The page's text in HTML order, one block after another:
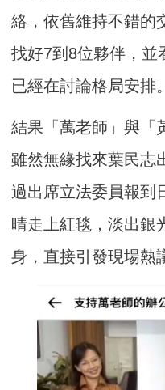
絡，依舊維持不錯的
找好7到8位夥伴，並
已經在討論格局安排。
結果「萬老師」與「
雖然無緣找來葉民志
過出席立法委員報到
晴走上紅毯，淡出銀
身，直接引發現場熱